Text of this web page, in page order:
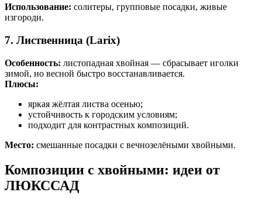
Использование: солитеры, групповые посадки, живые
изгороди.
7. Лиственница (Larix)
Особенность: листопадная хвойная — сбрасывает иголки
зимой, но весной быстро восстанавливается.
Плюсы:
яркая жёлтая листва осенью;
устойчивость к городским условиям;
подходит для контрастных композиций.
Место: смешанные посадки с вечнозелёными хвойными.
Композиции с хвойными: идеи от
ЛЮКССАД